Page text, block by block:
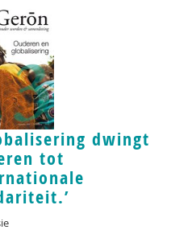
dwingt
tot